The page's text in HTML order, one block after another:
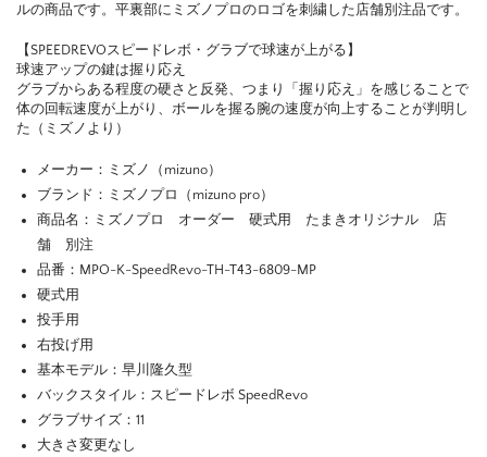
ルの商品です。平裏部にミズノプロのロゴを刺繍した店舗別注品です。
【SPEEDREVOスピードレボ・グラブで球速が上がる】
球速アップの鍵は握り応え
グラブからある程度の硬さと反発、つまり「握り応え」を感じることで
体の回転速度が上がり、ボールを握る腕の速度が向上することが判明し
た（ミズノより）
メーカー：ミズノ（mizuno）
ブランド：ミズノプロ（mizuno pro）
商品名：ミズノプロ オーダー 硬式用 たまきオリジナル 店
舗 別注
品番：MPO-K-SpeedRevo-TH-T43-6809-MP
硬式用
投手用
右投げ用
基本モデル：早川隆久型
バックスタイル：スピードレボ SpeedRevo
グラブサイズ：11
大きさ変更なし